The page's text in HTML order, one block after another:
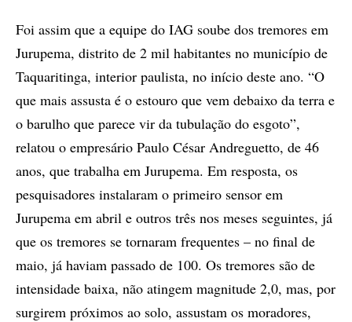
Foi assim que a equipe do IAG soube dos tremores em
Jurupema, distrito de 2 mil habitantes no município de
Taquaritinga, interior paulista, no início deste ano. “O
que mais assusta é o estouro que vem debaixo da terra e
o barulho que parece vir da tubulação do esgoto”,
relatou o empresário Paulo César Andreguetto, de 46
anos, que trabalha em Jurupema. Em resposta, os
pesquisadores instalaram o primeiro sensor em
Jurupema em abril e outros três nos meses seguintes, já
que os tremores se tornaram frequentes – no final de
maio, já haviam passado de 100. Os tremores são de
intensidade baixa, não atingem magnitude 2,0, mas, por
surgirem próximos ao solo, assustam os moradores,